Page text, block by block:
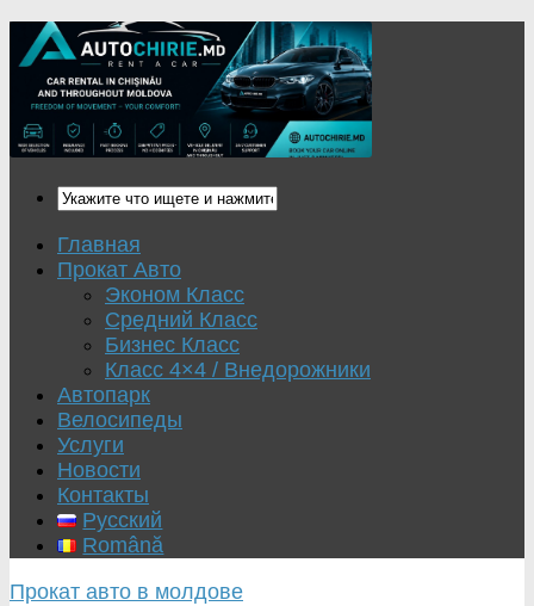
Главная
Прокат Авто
Эконом Класс
Средний Класс
Бизнес Класс
Класс 4×4 / Внедорожники
Автопарк
Велосипеды
Услуги
Новости
Контакты
Русский
Română
Прокат авто в молдове